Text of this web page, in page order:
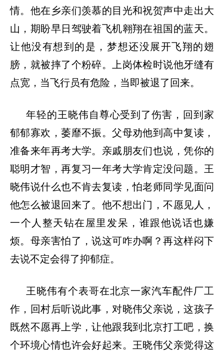
情。他在乡亲们羡慕的目光和祝贺声中走出大
山，期盼早日驾驶着飞机翱翔在祖国的蓝天。
让他没有想到的是，梦想还没展开飞翔的翅
膀，就被摔了个粉碎。上岗体检时说他牙缝有
点宽，当飞行员有危险，当即被退了回来。
年轻的王晓伟自尊心受到了伤害，回到家
郁郁寡欢，萎靡不振。父母劝他到高中复读，
准备来年再考大学。亲戚朋友们也说，凭你的
聪明才智，再复习一年考大学肯定没问题。王
晓伟说什么也不肯去复读，怕老师同学见面问
他怎么被退回来了。他不想出门，不愿见人，
一个人整天钻在屋里发呆，谁跟他说话也嫌
烦。母亲害怕了，说这可咋办啊？再这样闷下
去说不定会得了抑郁症。
王晓伟有个表哥在北京一家汽车配件厂工
作，回村后听说此事，对晓伟父亲说，这孩子
既然不愿再上学，让他跟我到北京打工吧，换
个环境心情也许会好起来。王晓伟父亲觉得这